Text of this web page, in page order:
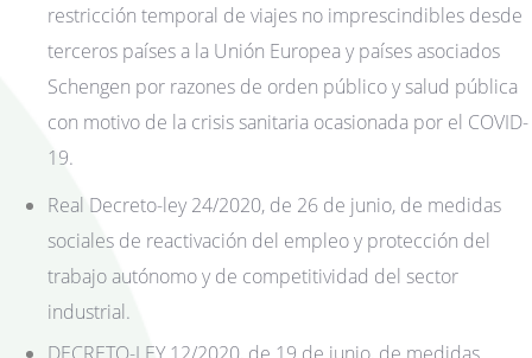
restricción temporal de viajes no imprescindibles desde
terceros países a la Unión Europea y países asociados
Schengen por razones de orden público y salud pública
con motivo de la crisis sanitaria ocasionada por el COVID-
19.
Real Decreto-ley 24/2020, de 26 de junio, de medidas
sociales de reactivación del empleo y protección del
trabajo autónomo y de competitividad del sector
industrial.
DECRETO-LEY 12/2020, de 19 de junio, de medidas